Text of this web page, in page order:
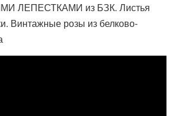
ЛЕПЕСТКАМИ из БЗК. Листья
Винтажные розы из белково-